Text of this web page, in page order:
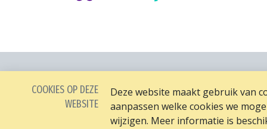
COOKIES OP DEZE
WEBSITE
Deze website maakt gebruik van
aanpassen welke cookies we
wijzigen. Meer informatie is